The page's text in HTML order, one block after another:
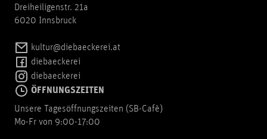
Dreiheiligenstr. 21a
6020 Innsbruck
kultur@diebaeckerei.at
diebaeckerei
diebaeckerei
ÖFFNUNGSZEITEN
Unsere Tagesöffnungszeiten (SB-Cafè)
Mo-Fr von 9:00-17:00